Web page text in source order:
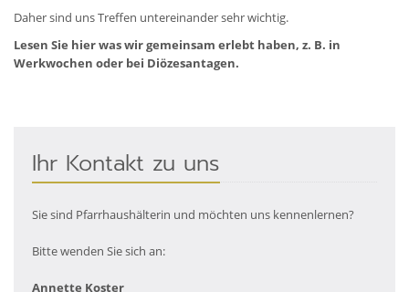
Daher sind uns Treffen untereinander sehr wichtig.
Lesen Sie hier was wir gemeinsam erlebt haben, z. B. in
Werkwochen oder bei Diözesantagen.
Ihr Kontakt zu uns
Sie sind Pfarrhaushälterin und möchten uns kennenlernen?
Bitte wenden Sie sich an:
Annette Koster